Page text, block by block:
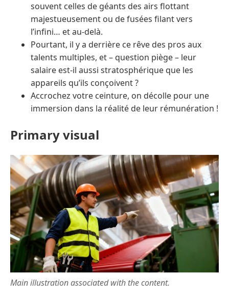
souvent celles de géants des airs flottant
majestueusement ou de fusées filant vers
l’infini… et au-delà.
Pourtant, il y a derrière ce rêve des pros aux
talents multiples, et – question piège – leur
salaire est-il aussi stratosphérique que les
appareils qu’ils conçoivent ?
Accrochez votre ceinture, on décolle pour une
immersion dans la réalité de leur rémunération !
Primary visual
Main illustration associated with the content.